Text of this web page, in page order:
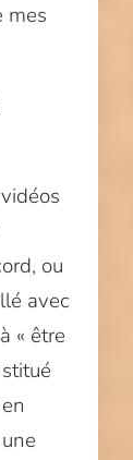
mes
ou
avec
« être